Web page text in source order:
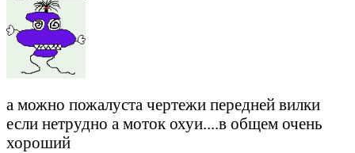
а можно пожалуста чертежи передней вилки
если нетрудно а моток охуи....в общем очень
хороший